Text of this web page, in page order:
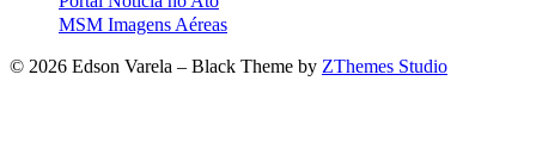
MSM Imagens Aéreas
© 2026 Edson Varela – Black Theme by ZThemes Studio